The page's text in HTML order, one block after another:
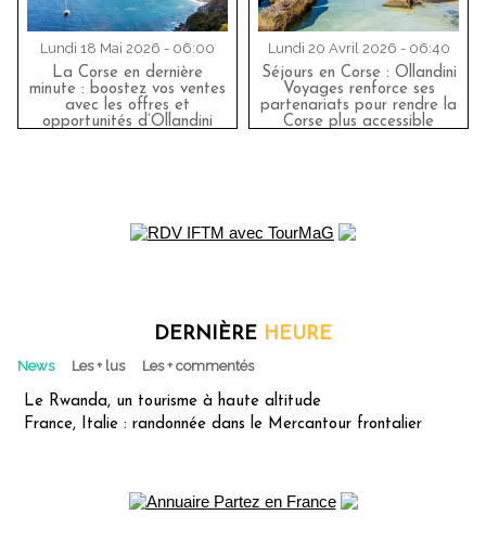
Lundi 18 Mai 2026 - 06:00
La Corse en dernière
minute : boostez vos ventes
avec les offres et
opportunités d’Ollandini
Lundi 20 Avril 2026 - 06:40
Séjours en Corse : Ollandini
Voyages renforce ses
partenariats pour rendre la
Corse plus accessible
DERNIÈRE HEURE
News Les + lus Les + commentés
Le Rwanda, un tourisme à haute altitude
France, Italie : randonnée dans le Mercantour frontalier